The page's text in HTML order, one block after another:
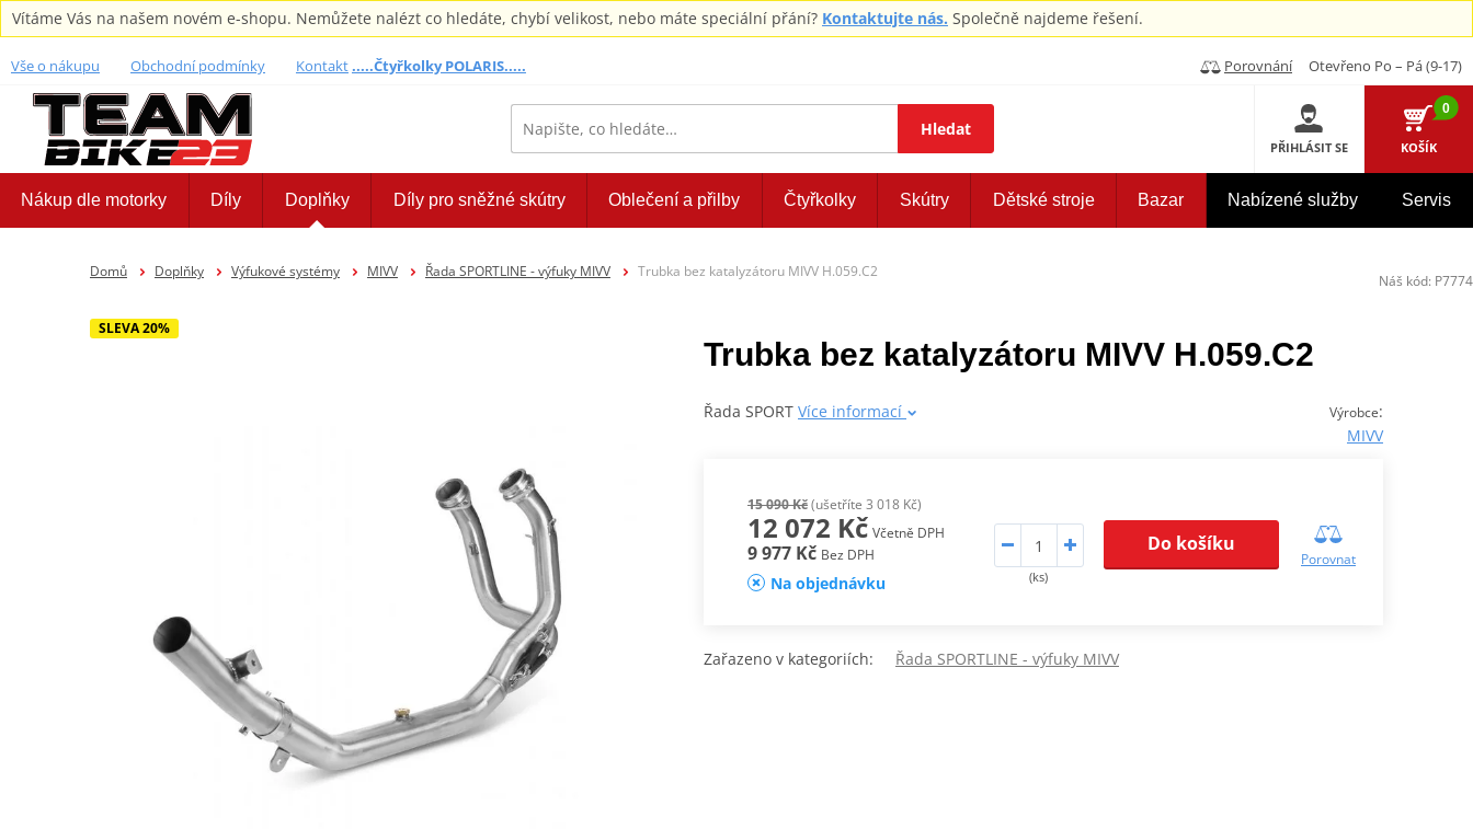
Vítáme Vás na našem novém e-shopu. Nemůžete nalézt co hledáte, chybí velikost, nebo máte speciální přání? Kontaktujte nás. Společně najdeme řešení.
Vše o nákupu Obchodní podmínky Kontakt.....Čtyřkolky POLARIS..... Porovnání Otevřeno Po – Pá (9-17)
Hledat
PŘIHLÁSIT SE
0
KOŠÍK
Nákup dle motorky Díly Doplňky Díly pro sněžné skútry Oblečení a přilby Čtyřkolky Skútry Dětské stroje Bazar Nabízené služby Servis
Domů Doplňky Výfukové systémy MIVV Řada SPORTLINE - výfuky MIVV Trubka bez katalyzátoru MIVV H.059.C2
SLEVA 20%
Trubka bez katalyzátoru MIVV H.059.C2
Výrobce:
MIVV
Řada SPORT Více informací
15 090 Kč(ušetříte 3 018 Kč)
12 072 Kč Včetně DPH
9 977 Kč Bez DPH
Na objednávku (ks)
Do košíku
Porovnat
Zařazeno v kategoriích: Řada SPORTLINE - výfuky MIVV
Náš kód: P7774